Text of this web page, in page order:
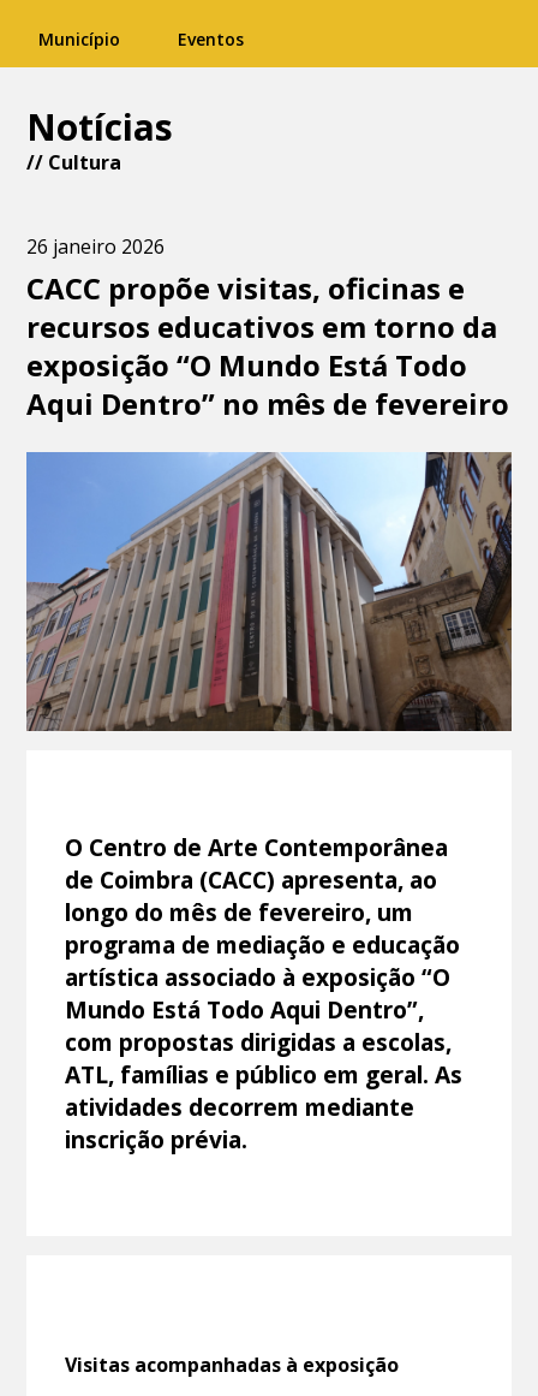
Município Eventos
Notícias
// Cultura
26 janeiro 2026
CACC propõe visitas, oficinas e
recursos educativos em torno da
exposição “O Mundo Está Todo
Aqui Dentro” no mês de fevereiro
O Centro de Arte Contemporânea
de Coimbra (CACC) apresenta, ao
longo do mês de fevereiro, um
programa de mediação e educação
artística associado à exposição “O
Mundo Está Todo Aqui Dentro”,
com propostas dirigidas a escolas,
ATL, famílias e público em geral. As
atividades decorrem mediante
inscrição prévia.
Visitas acompanhadas à exposição